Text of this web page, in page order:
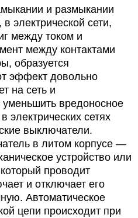
и размыкании
электрической сети,
между током и
между контактами
образуется
эффект довольно
на сеть и
вредоносное
электрических сетях
выключатели.
в литом корпусе —
устройство или
проводит
и отключает его
Автоматическое
цепи происходит при